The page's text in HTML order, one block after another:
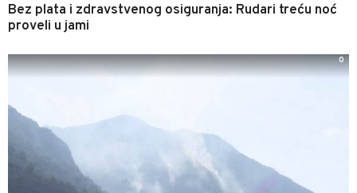
Bez plata i zdravstvenog osiguranja: Rudari treću noć
proveli u jami
0